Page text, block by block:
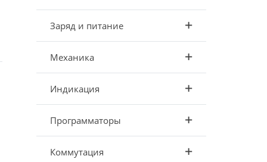
Заряд и питание
Механика
Индикация
Программаторы
Коммутация